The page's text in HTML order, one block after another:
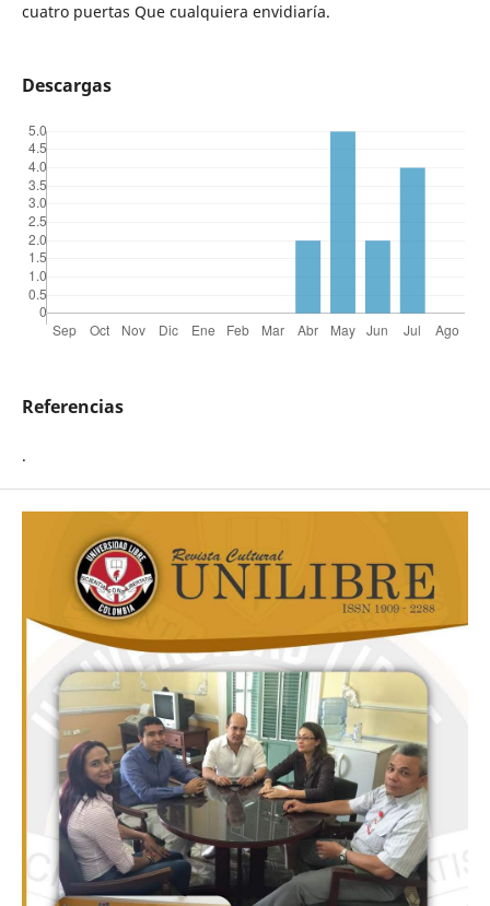
cuatro puertas Que cualquiera envidiaría.
Descargas
Referencias
.